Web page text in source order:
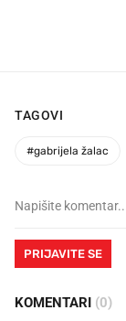
TAGOVI
#gabrijela žalac
PRIJAVITE SE
KOMENTARI (0)